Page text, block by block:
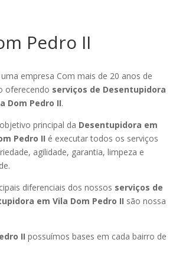
Pedro II
empresa Com mais de 20 anos de
oferecendo serviços de Desentupidora
Dom Pedro II.
principal da Desentupidora em
Pedro II é executar todos os serviços
agilidade, garantia, limpeza e
diferenciais dos nossos serviços de
em Vila Dom Pedro II são nossa
II possuímos bases em cada bairro de